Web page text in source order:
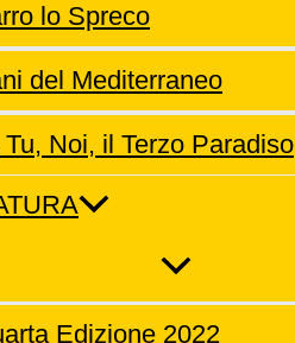
lo Spreco
del Mediterraneo
Tu, Noi, il Terzo Paradiso
Edizione 2022